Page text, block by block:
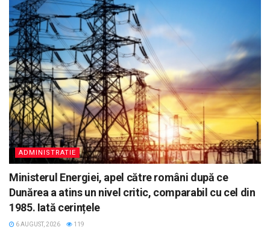
ADMINISTRATIE
Ministerul Energiei, apel către români după ce
Dunărea a atins un nivel critic, comparabil cu cel din
1985. Iată cerințele
6 AUGUST, 2026 119